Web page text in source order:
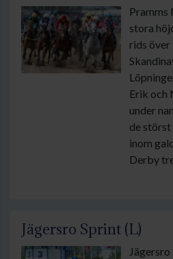
Pramms
stora
rids
Erik och
under
de störst
inom
Derby
Jägersro Sprint (L)